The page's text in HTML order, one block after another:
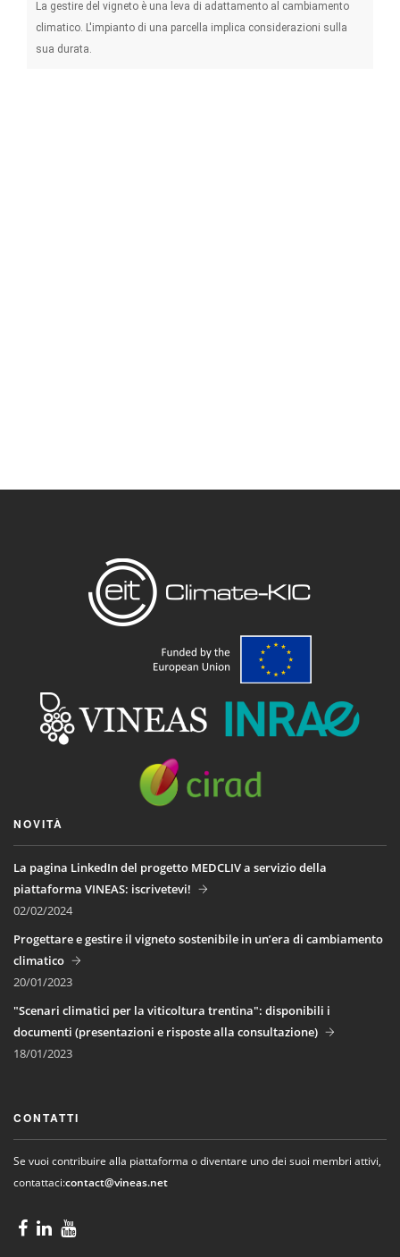
Energia
La gestire del vigneto è una leva di adattamento al cambiamento
climatico. L'impianto di una parcella implica considerazioni sulla
sua durata.
NOVITÀ
La pagina LinkedIn del progetto MEDCLIV a servizio della
piattaforma VINEAS: iscrivetevi!
02/02/2024
Progettare e gestire il vigneto sostenibile in un’era di cambiamento
climatico
20/01/2023
"Scenari climatici per la viticoltura trentina": disponibili i
documenti (presentazioni e risposte alla consultazione)
18/01/2023
CONTATTI
Se vuoi contribuire alla piattaforma o diventare uno dei suoi membri attivi,
contattaci:contact@vineas.net